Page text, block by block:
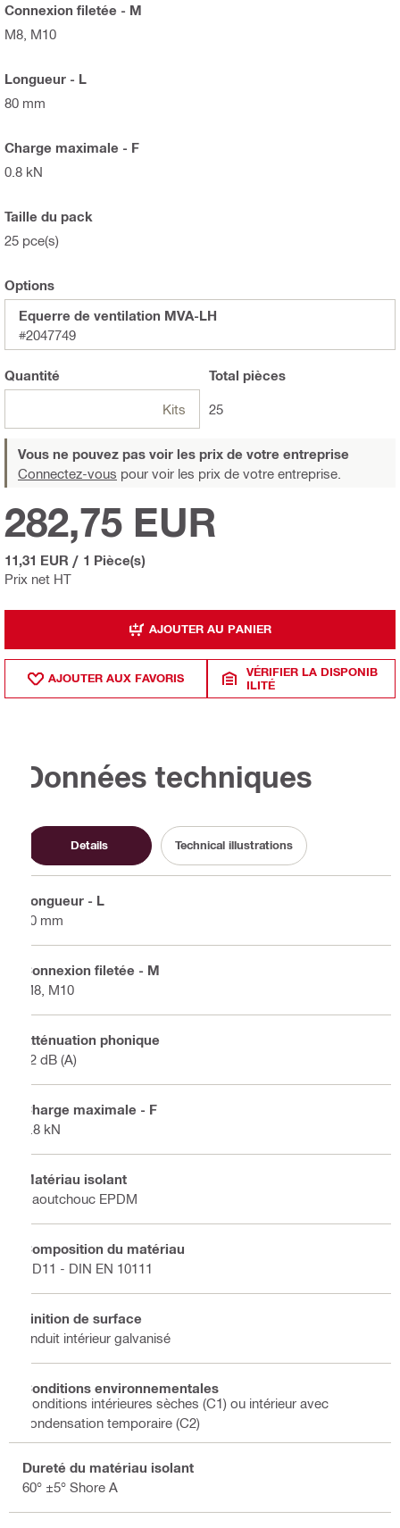
Connexion filetée - M
M8, M10
Longueur - L
80 mm
Charge maximale - F
0.8 kN
Taille du pack
25 pce(s)
Options
Equerre de ventilation MVA-LH
#2047749
Quantité
Kits
Total pièces
25
Vous ne pouvez pas voir les prix de votre entreprise
Connectez-vous pour voir les prix de votre entreprise.
Prix net HT
282,75 EUR
11,31 EUR / 1 Pièce(s)
AJOUTER AU PANIER
AJOUTER AUX FAVORIS
VÉRIFIER LA DISPONIB
ILITÉ
Données techniques
Details Technical illustrations
Longueur - L
80 mm
Connexion filetée - M
M8, M10
Atténuation phonique
12 dB (A)
Charge maximale - F
0.8 kN
Matériau isolant
Caoutchouc EPDM
Composition du matériau
DD11 - DIN EN 10111
Finition de surface
Enduit intérieur galvanisé
Conditions environnementales
Conditions intérieures sèches (C1) ou intérieur avec
condensation temporaire (C2)
Dureté du matériau isolant
60° ±5° Shore A